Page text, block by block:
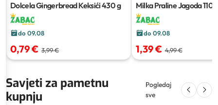
Dolcela Gingerbread Keksići430 g
do 09.08
0,79 € 3,99 €
Milka Praline Jagoda110 g
do 09.08
1,39 € 4,99 €
Savjeti za pametnu
kupnju
Pogledaj
sve